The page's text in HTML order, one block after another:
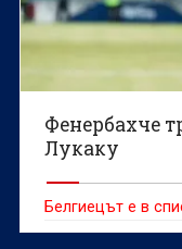
Фенербахче
Лукаку
Белгиецът е в